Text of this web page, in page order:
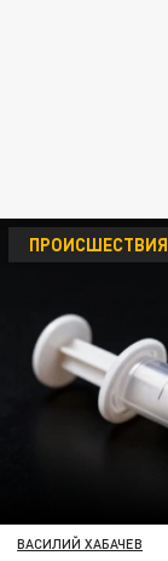
ПРОИСШЕСТВИЯ
ВАСИЛИЙ ХАБАЧЕВ